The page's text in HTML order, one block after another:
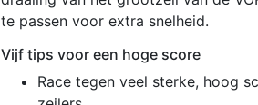
te passen voor extra snelheid.
Vijf tips voor een hoge score
Race tegen veel sterke, hoog